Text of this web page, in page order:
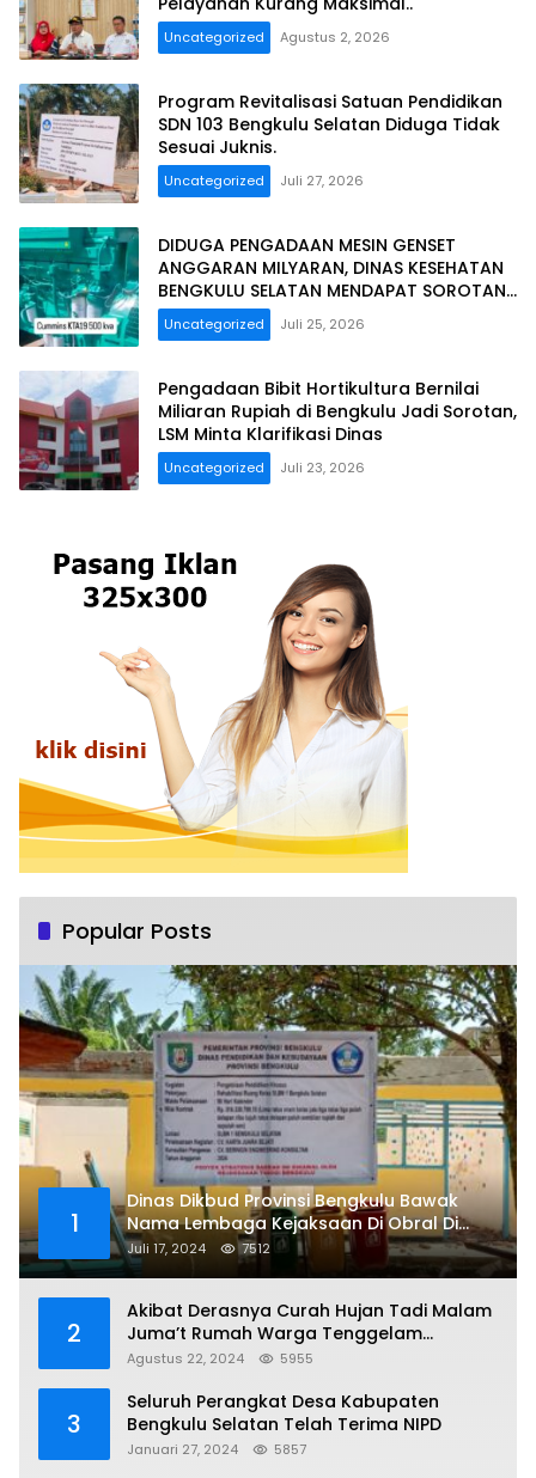
Uncategorized Agustus 2, 2026
Program Revitalisasi Satuan Pendidikan
SDN 103 Bengkulu Selatan Diduga Tidak
Sesuai Juknis.
Uncategorized Juli 27, 2026
DIDUGA PENGADAAN MESIN GENSET
ANGGARAN MILYARAN, DINAS KESEHATAN
BENGKULU SELATAN MENDAPAT SOROTAN
MASYARAKAT RELASI PUBLIK.
Uncategorized Juli 25, 2026
Pengadaan Bibit Hortikultura Bernilai
Miliaran Rupiah di Bengkulu Jadi Sorotan,
LSM Minta Klarifikasi Dinas
Uncategorized Juli 23, 2026
Popular Posts
1
Dinas Dikbud Provinsi Bengkulu Bawak
Nama Lembaga Kejaksaan Di Obral Di
Papan Nama Proyek, Ada Apa?
Juli 17, 2024 7512
2
Akibat Derasnya Curah Hujan Tadi Malam
Juma’t Rumah Warga Tenggelam
Mencapai Dua Miter
Agustus 22, 2024 5955
3
Seluruh Perangkat Desa Kabupaten
Januari 27, 2024 5857